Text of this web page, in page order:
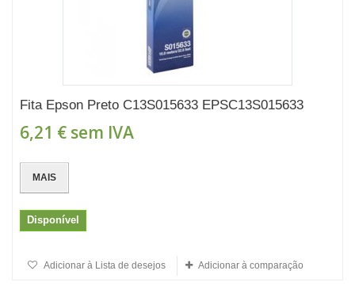
Fita Epson Preto C13S015633 EPSC13S015633
6,21 € sem IVA
MAIS
Disponível
Adicionar à Lista de desejos Adicionar à comparação